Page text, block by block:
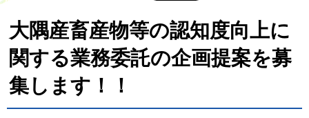
大隅産畜産物等の認知度向上に
関する業務委託の企画提案を募
集します！！